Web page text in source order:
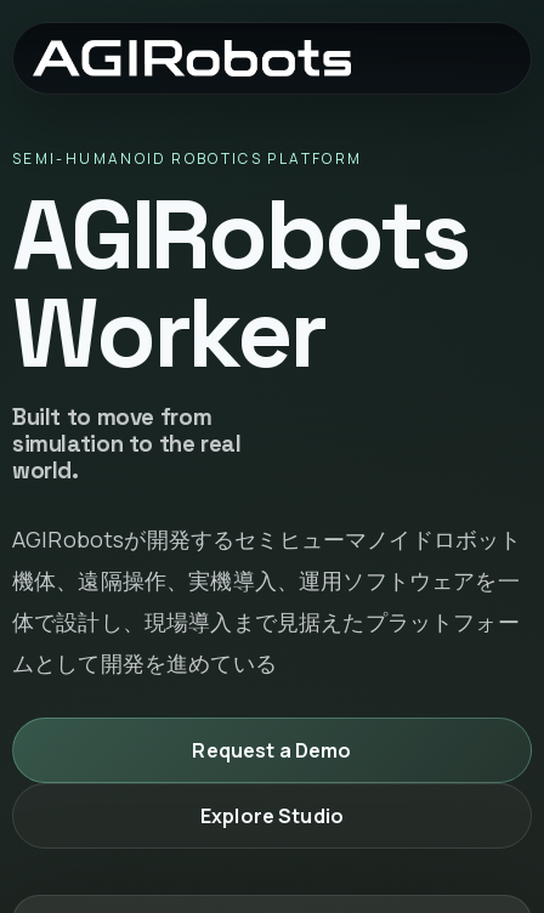
SEMI-HUMANOID ROBOTICS PLATFORM
AGIRobots
Worker
Built to move from
simulation to the real
world.
AGIRobotsが開発するセミヒューマノイドロボット
機体、遠隔操作、実機導入、運用ソフトウェアを一
体で設計し、現場導入まで見据えたプラットフォー
ムとして開発を進めている
Request a Demo
Explore Studio